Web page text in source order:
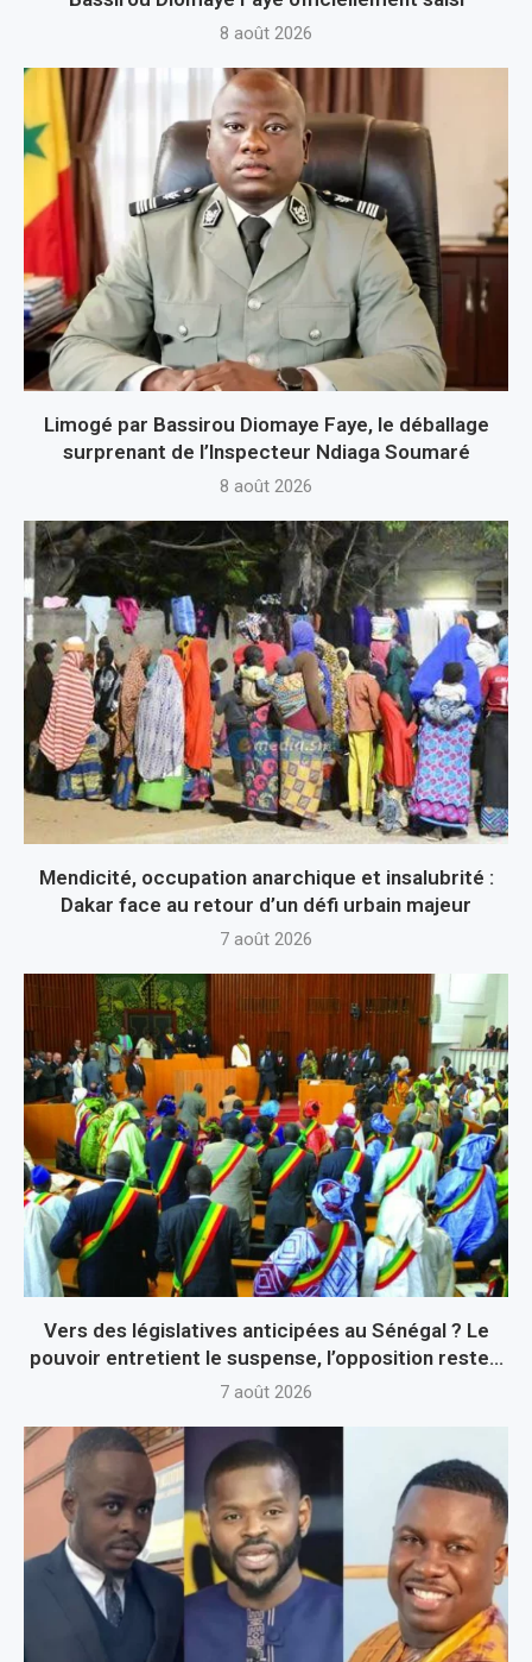
8 août 2026
Limogé par Bassirou Diomaye Faye, le déballage
surprenant de l’Inspecteur Ndiaga Soumaré
8 août 2026
Mendicité, occupation anarchique et insalubrité :
Dakar face au retour d’un défi urbain majeur
7 août 2026
Vers des législatives anticipées au Sénégal ? Le
pouvoir entretient le suspense, l’opposition reste...
7 août 2026